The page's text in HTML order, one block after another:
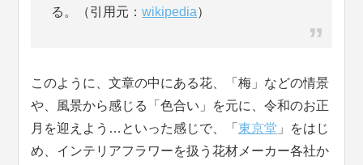
る。（引用元：wikipedia）
このように、文章の中にある花、「梅」などの情景
や、風景から感じる「色合い」を元に、令和のお正
月を迎えよう…といった感じで、「東京堂 」をはじ
め、インテリアフラワーを扱う花材メーカー各社か